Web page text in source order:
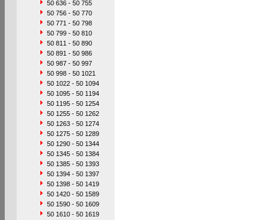
50 636 - 50 755
50 756 - 50 770
50 771 - 50 798
50 799 - 50 810
50 811 - 50 890
50 891 - 50 986
50 987 - 50 997
50 998 - 50 1021
50 1022 - 50 1094
50 1095 - 50 1194
50 1195 - 50 1254
50 1255 - 50 1262
50 1263 - 50 1274
50 1275 - 50 1289
50 1290 - 50 1344
50 1345 - 50 1384
50 1385 - 50 1393
50 1394 - 50 1397
50 1398 - 50 1419
50 1420 - 50 1589
50 1590 - 50 1609
50 1610 - 50 1619